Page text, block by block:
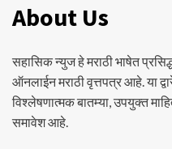
About Us
सहासिक न्युज हे मराठी भाषेत
ऑनलाईन मराठी वृत्तपत्र आहे. या
विश्लेषणात्मक बातम्या, उपयुक्त
समावेश आहे.